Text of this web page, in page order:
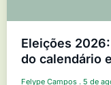
Eleições
do calendário
Felype Campos 5 de